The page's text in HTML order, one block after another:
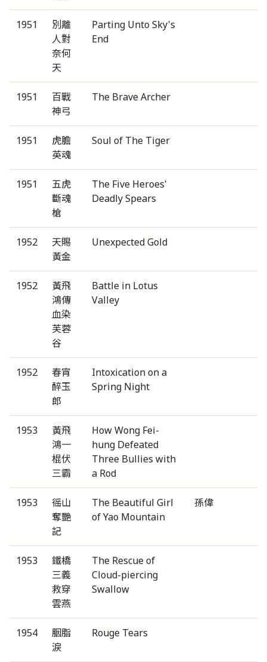
1951
別離
人對
奈何
天
Parting Unto Sky's
End
1951
百戰
神弓
The Brave Archer
1951
虎膽
英魂
Soul of The Tiger
1951
五虎
斷魂
槍
The Five Heroes'
Deadly Spears
1952
天賜
黃金
Unexpected Gold
1952
黃飛
鴻傳
血染
芙蓉
谷
Battle in Lotus
Valley
1952
春宵
醉玉
郎
Intoxication on a
Spring Night
1953
黃飛
鴻一
棍伏
三霸
How Wong Fei-
hung Defeated
Three Bullies with
a Rod
1953
徭山
奪艷
記
The Beautiful Girl
of Yao Mountain
孫偉
1953
鐵橋
三義
救穿
雲燕
The Rescue of
Cloud-piercing
Swallow
1954
胭脂
淚
Rouge Tears